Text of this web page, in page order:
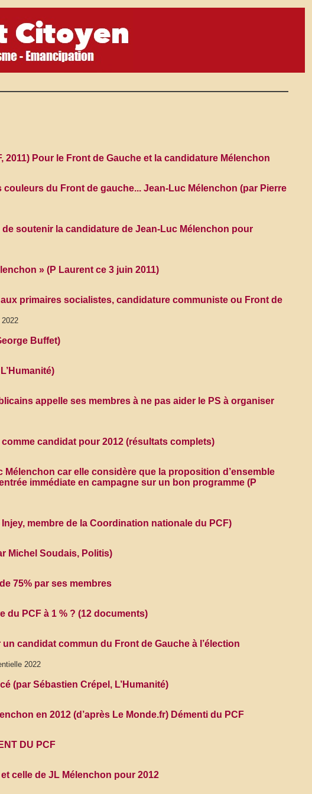
Pour le Front de Gauche et la candidature Mélenchon
du Front de gauche... Jean-Luc Mélenchon (par Pierre
soutenir la candidature de Jean-Luc Mélenchon pour
» (P Laurent ce 3 juin 2011)
primaires socialistes, candidature communiste ou Front de
Buffet)
appelle ses membres à ne pas aider le PS à organiser
candidat pour 2012 (résultats complets)
car elle considère que la proposition d’ensemble
immédiate en campagne sur un bon programme (P
membre de la Coordination nationale du PCF)
Michel Soudais, Politis)
75% par ses membres
du PCF à 1 % ? (12 documents)
candidat commun du Front de Gauche à l’élection
2022
(par Sébastien Crépel, L’Humanité)
en 2012 (d’après Le Monde.fr) Démenti du PCF
DU PCF
celle de JL Mélenchon pour 2012